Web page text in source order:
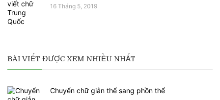
16 Tháng 5, 2019
BÀI VIẾT ĐƯỢC XEM NHIỀU NHẤT
Chuyển chữ giản thể sang phồn thể